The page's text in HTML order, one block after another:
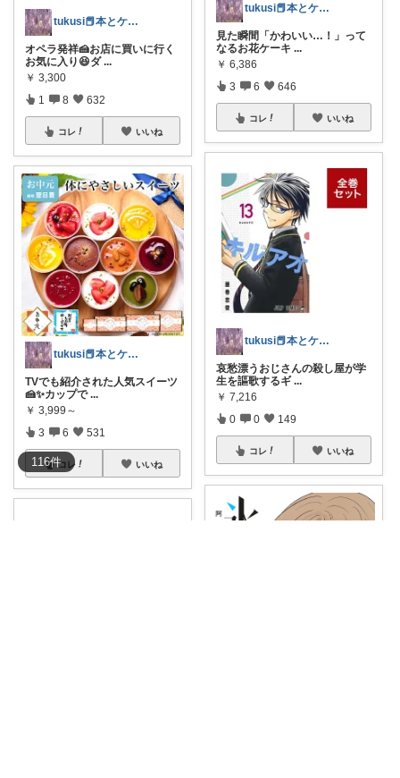
116件
tukusi📕本とケーキの快適な時間を
オペラ発祥🍰お店に買いに行く
お気に入り😆ダ ...
￥ 3,300
1 8 632
コレ いいね
tukusi📕本とケーキの快適な時間を
TVでも紹介された人気スイーツ
🍰✨カップで ...
￥ 3,999～
3 6 531
コレ いいね
tukusi📕本とケーキの快適な時間を
見た瞬間「かわいい…！」って
なるお花ケーキ ...
￥ 6,386
3 6 646
コレ いいね
tukusi📕本とケーキの快適な時間を
哀愁漂うおじさんの殺し屋が学
生を謳歌するギ ...
￥ 7,216
0 0 149
コレ いいね